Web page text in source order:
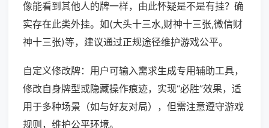
像能看到其他人的牌一样，由此怀疑是不是有挂？确
实存在此类外挂。如(大头十三水,财神十三张,微信财
神十三张)等，建议通过正规途径维护游戏公平。
自定义修改牌：用户可输入需求生成专用辅助工具，
修改自身牌型或隐藏操作痕迹，实现“必胜”效果，适
用于多种场景（如与好友对局），但需注意遵守游戏
规则，维护公平环境。